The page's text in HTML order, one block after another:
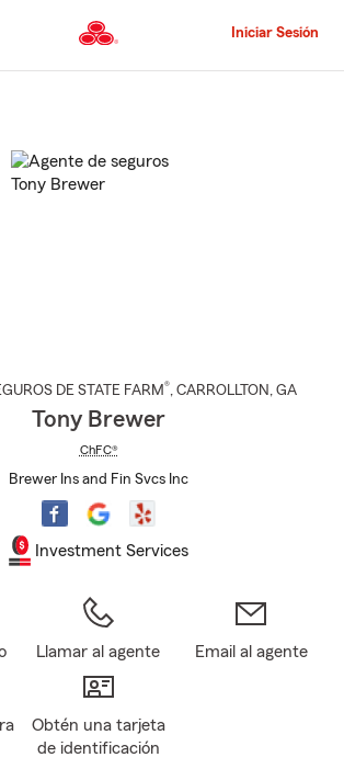
al
principal
Iniciar Sesión
DE STATE FARM®, CARROLLTON , GA
Tony Brewer
ChFC®
Brewer Ins and Fin Svcs Inc
Investment Services
Llamar al agente Email al agente
Obtén una tarjeta
de identificación